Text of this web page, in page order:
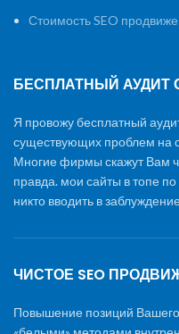
Стоимость SEO
БЕСПЛАТНЫЙ АУДИТ
Я провожу бесплатный
существующих проблем на
Многие фирмы скажут Вам
правда. мои сайты в топе
никто вводить в
ЧИСТОЕ SEO
Повышение позиций Вашего